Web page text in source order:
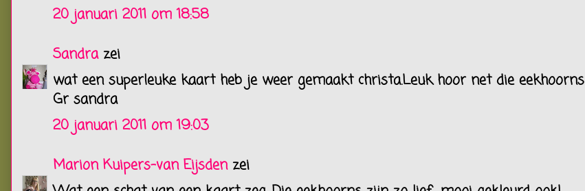
20 januari 2011 om 18:58
Sandrazei
wat een superleuke kaart heb je weer gemaakt christa.Leuk hoor net die eekhoorns
Gr sandra
20 januari 2011 om 19:03
Marion Kuipers-van Eijsdenzei